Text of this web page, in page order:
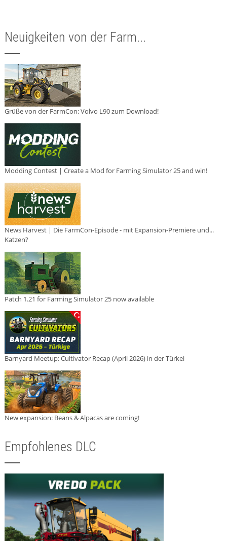
Neuigkeiten von der Farm...
Grüße von der FarmCon: Volvo L90 zum Download!
Modding Contest | Create a Mod for Farming Simulator 25 and win!
News Harvest | Die FarmCon-Episode - mit Expansion-Premiere und...
Katzen?
Patch 1.21 for Farming Simulator 25 now available
Barnyard Meetup: Cultivator Recap (April 2026) in der Türkei
New expansion: Beans & Alpacas are coming!
Empfohlenes DLC